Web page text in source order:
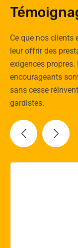
Ce que nos clients
leur offrir des
exigences
encourageants
sans cesse
gardistes.